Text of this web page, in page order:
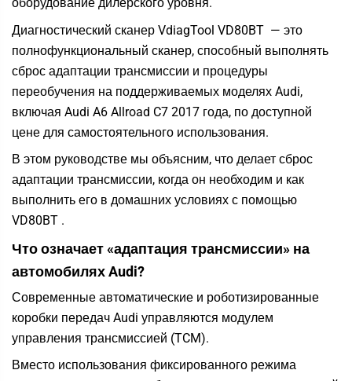
Диагностический сканер VdiagTool VD80BT — это
полнофункциональный сканер, способный выполнять
сброс адаптации трансмиссии и процедуры
переобучения на поддерживаемых моделях Audi,
включая Audi A6 Allroad C7 2017 года, по доступной
цене для самостоятельного использования.
В этом руководстве мы объясним, что делает сброс
адаптации трансмиссии, когда он необходим и как
выполнить его в домашних условиях с помощью
VD80BT .
Что означает «адаптация трансмиссии» на
автомобилях Audi?
Современные автоматические и роботизированные
коробки передач Audi управляются модулем
управления трансмиссией (TCM).
Вместо использования фиксированного режима